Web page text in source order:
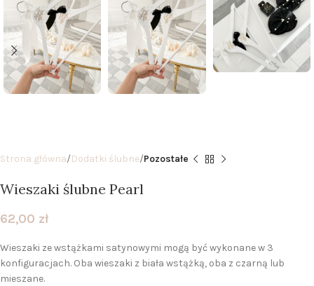
Strona główna Dodatki ślubne Pozostałe
Wieszaki ślubne Pearl
62,00 zł
Wieszaki ze wstążkami satynowymi mogą być wykonane w 3
konfiguracjach. Oba wieszaki z biała wstążką, oba z czarną lub
mieszane.